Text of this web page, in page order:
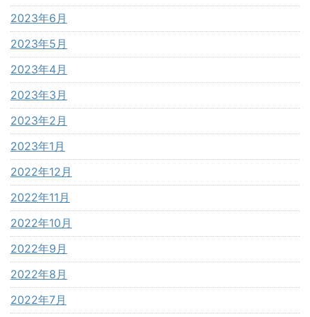
2023年6月
2023年5月
2023年4月
2023年3月
2023年2月
2023年1月
2022年12月
2022年11月
2022年10月
2022年9月
2022年8月
2022年7月